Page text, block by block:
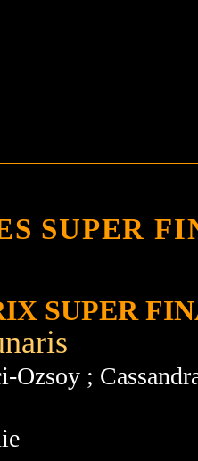
SUPER
SUPER
Ozsoy ;